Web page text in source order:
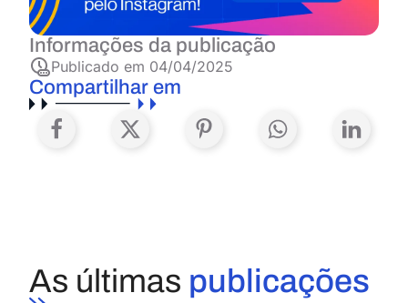
Informações da publicação
Publicado em 04/04/2025
Compartilhar em
As últimas publicações